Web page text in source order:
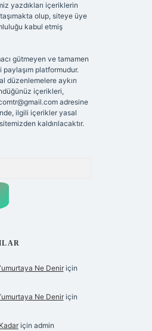
yazdıkları içeriklerin
olup, siteye üye
kabul etmiş
gütmeyen ve tamamen
platformudur.
düzenlemelere aykırı
içerikleri,
adresine
ilgili içerikler yasal
kaldırılacaktır.
Ne Deniriçin
Ne Deniriçin
için admin